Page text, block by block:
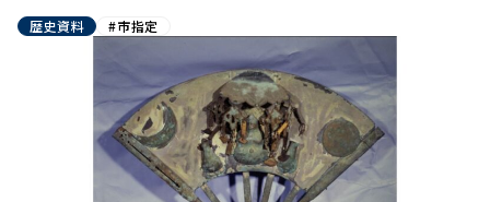
歴史資料 #市指定